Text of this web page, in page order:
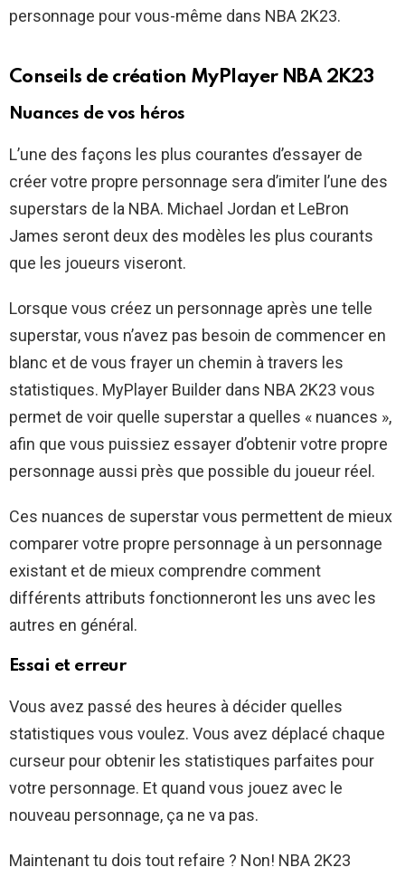
personnage pour vous-même dans NBA 2K23.
Conseils de création MyPlayer NBA 2K23
Nuances de vos héros
L’une des façons les plus courantes d’essayer de
créer votre propre personnage sera d’imiter l’une des
superstars de la NBA. Michael Jordan et LeBron
James seront deux des modèles les plus courants
que les joueurs viseront.
Lorsque vous créez un personnage après une telle
superstar, vous n’avez pas besoin de commencer en
blanc et de vous frayer un chemin à travers les
statistiques. MyPlayer Builder dans NBA 2K23 vous
permet de voir quelle superstar a quelles « nuances »,
afin que vous puissiez essayer d’obtenir votre propre
personnage aussi près que possible du joueur réel.
Ces nuances de superstar vous permettent de mieux
comparer votre propre personnage à un personnage
existant et de mieux comprendre comment
différents attributs fonctionneront les uns avec les
autres en général.
Essai et erreur
Vous avez passé des heures à décider quelles
statistiques vous voulez. Vous avez déplacé chaque
curseur pour obtenir les statistiques parfaites pour
votre personnage. Et quand vous jouez avec le
nouveau personnage, ça ne va pas.
Maintenant tu dois tout refaire ? Non! NBA 2K23